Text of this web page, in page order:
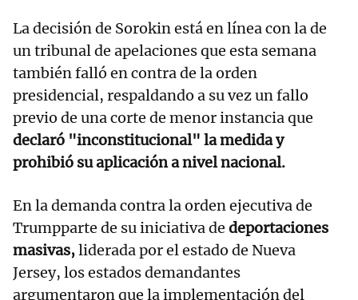
La decisión de Sorokin está en línea con la de
un tribunal de apelaciones que esta semana
también falló en contra de la orden
presidencial, respaldando a su vez un fallo
previo de una corte de menor instancia que
declaró "inconstitucional" la medida y
prohibió su aplicación a nivel nacional.
En la demanda contra la orden ejecutiva de
Trumpparte de su iniciativa de deportaciones
masivas,liderada por el estado de Nueva
Jersey, los estados demandantes
argumentaron que la implementación del